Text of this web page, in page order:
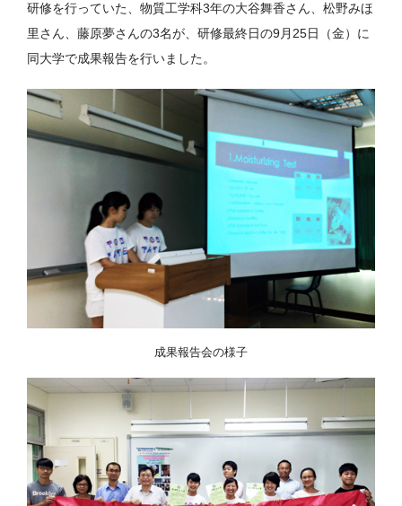
研修を行っていた、物質工学科3年の大谷舞香さん、松野みほ
里さん、藤原夢さんの3名が、研修最終日の9月25日（金）に
同大学で成果報告を行いました。
成果報告会の様子